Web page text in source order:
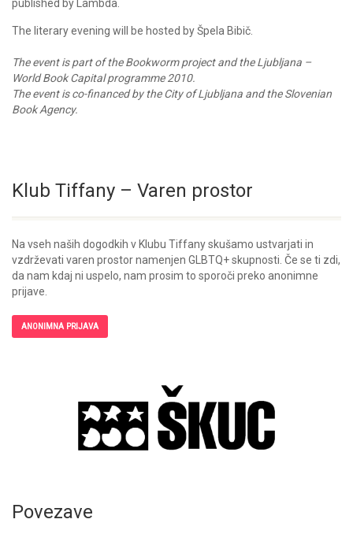
published by Lambda.
The literary evening will be hosted by Špela Bibič.
The event is part of the Bookworm project and the Ljubljana –
World Book Capital programme 2010.
The event is co-financed by the City of Ljubljana and the Slovenian
Book Agency.
Klub Tiffany – Varen prostor
Na vseh naših dogodkih v Klubu Tiffany skušamo ustvarjati in
vzdrževati varen prostor namenjen GLBTQ+ skupnosti. Če se ti zdi,
da nam kdaj ni uspelo, nam prosim to sporoči preko anonimne
prijave.
ANONIMNA PRIJAVA
Povezave